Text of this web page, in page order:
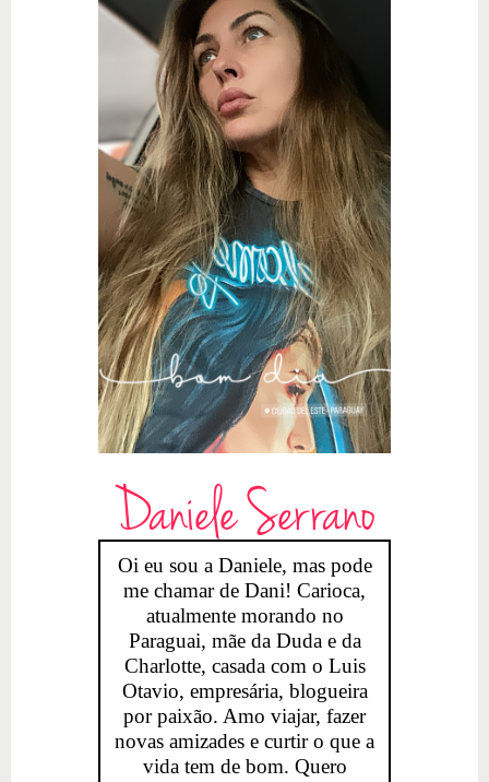
Daniele Serrano
Oi eu sou a Daniele, mas pode
me chamar de Dani! Carioca,
atualmente morando no
Paraguai, mãe da Duda e da
Charlotte, casada com o Luis
Otavio, empresária, blogueira
por paixão. Amo viajar, fazer
novas amizades e curtir o que a
vida tem de bom. Quero